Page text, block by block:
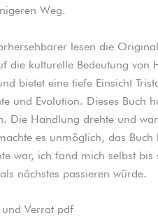
Weg.
lesen die
die kulturelle Bedeutung von
bietet eine tiefe Einsicht
und Evolution. Dieses Buch
Die Handlung drehte und
es unmöglich, das Buch
war, ich fand mich selbst
nächstes passieren würde.
und Verrat pdf